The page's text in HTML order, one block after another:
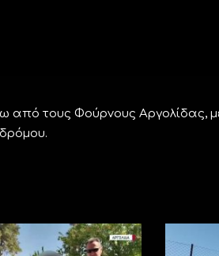
από τους Φούρνους Αργολίδας,